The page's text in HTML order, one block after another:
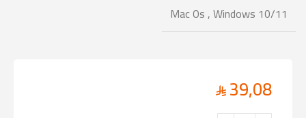
Mac Os,Windows 10/11
39,08